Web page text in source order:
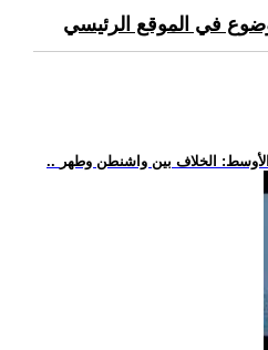
في الموقع الرئيسي
الخلاف بين واشنطن وطهر